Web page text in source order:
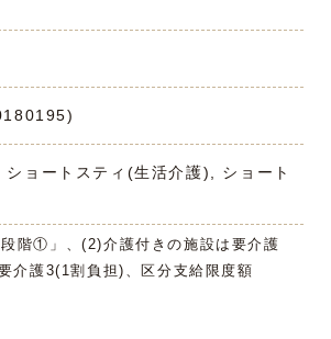
ョートスティ(生活介護), ショート
階①」、(2)介護付きの施設は要介護
介護3(1割負担)、区分支給限度額